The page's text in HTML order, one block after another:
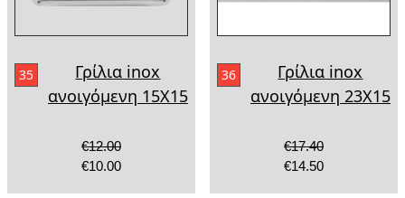
35
Γρίλια inox
ανοιγόμενη 15X15
€12.00
€10.00
36
Γρίλια inox
ανοιγόμενη 23X15
€17.40
€14.50